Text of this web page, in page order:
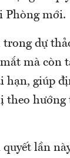
Phòng mới.
trong dự
mà còn
hạn, giúp
theo
lần